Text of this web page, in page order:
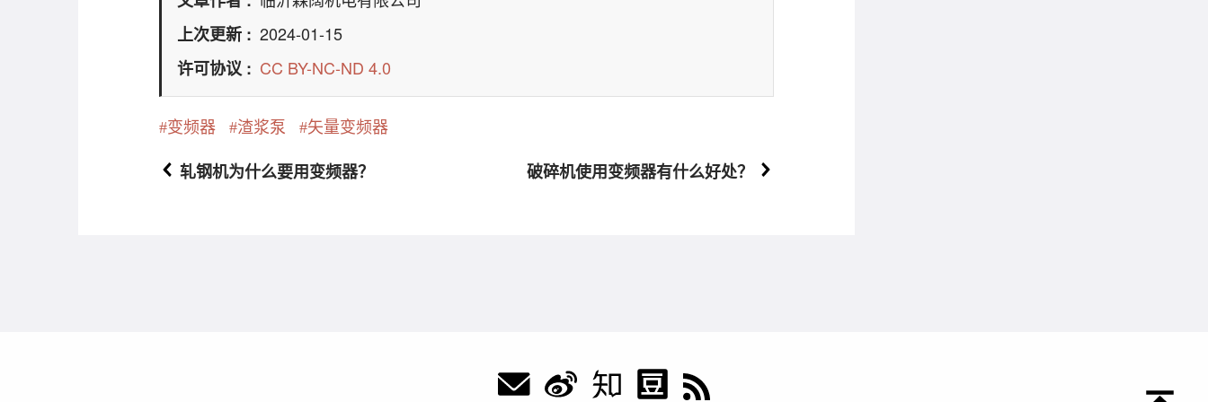
上次更新
2024-01-15
许可协议
CC BY-NC-ND 4.0
变频器 渣浆泵 矢量变频器
轧钢机为什么要用变频器？ 破碎机使用变频器有什么好处？